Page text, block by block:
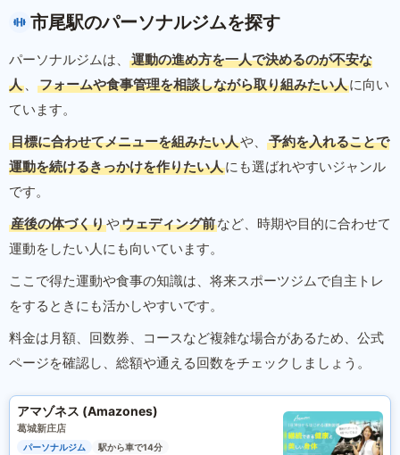
市尾駅のパーソナルジムを探す
パーソナルジムは、
運動の進め方を一人で決めるのが不安な
人 、 フォームや食事管理を相談しながら取り組みたい人に向い
ています。
目標に合わせてメニューを組みたい人や、
予約を入れることで
運動を続けるきっかけを作りたい人にも選ばれやすいジャンル
です。
産後の体づくりやウェディング前など、時期や目的に合わせて
運動をしたい人にも向いています。
ここで得た運動や食事の知識は、将来スポーツジムで自主トレ
をするときにも活かしやすいです。
料金は月額、回数券、コースなど複雑な場合があるため、公式
ページを確認し、総額や通える回数をチェックしましょう。
アマゾネス (Amazones)
葛城新庄店
パーソナルジム
駅から車で14分